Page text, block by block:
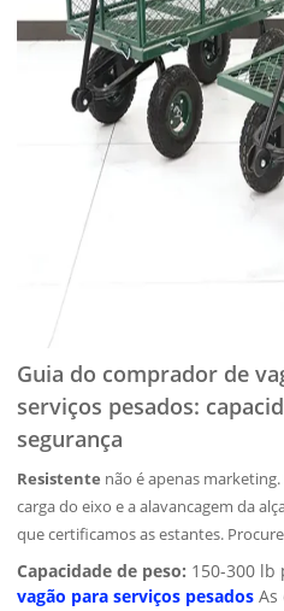
Guia do comprador de
serviços pesados:
segurança
Resistente não é apenas
carga do eixo e a alavancagem da
que certificamos as estantes.
Capacidade de peso: 150-300 lb
vagão para serviços pesados As